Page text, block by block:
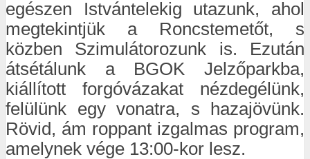
egészen Istvántelekig utazunk, ahol
megtekintjük a Roncstemetőt, s
közben Szimulátorozunk is. Ezután
átsétálunk a BGOK Jelzőparkba,
kiállított forgóvázakat nézdegélünk,
felülünk egy vonatra, s hazajövünk.
Rövid, ám roppant izgalmas program,
amelynek vége 13:00-kor lesz.